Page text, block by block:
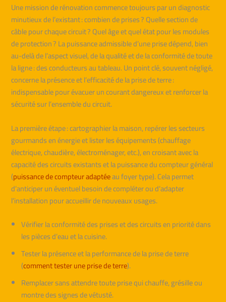
Une mission de rénovation commence toujours par un diagnostic
minutieux de l’existant : combien de prises ? Quelle section de
câble pour chaque circuit ? Quel âge et quel état pour les modules
de protection ? La puissance admissible d’une prise dépend, bien
au-delà de l’aspect visuel, de la qualité et de la conformité de toute
la ligne : des conducteurs au tableau. Un point clé, souvent négligé,
concerne la présence et l’efficacité de la prise de terre :
indispensable pour évacuer un courant dangereux et renforcer la
sécurité sur l’ensemble du circuit.
La première étape : cartographier la maison, repérer les secteurs
gourmands en énergie et lister les équipements (chauffage
électrique, chaudière, électroménager, etc.), en croisant avec la
capacité des circuits existants et la puissance du compteur général
(puissance de compteur adaptéeau foyer type). Cela permet
d’anticiper un éventuel besoin de compléter ou d’adapter
l’installation pour accueillir de nouveaux usages.
Vérifier la conformité des prises et des circuits en priorité dans
les pièces d’eau et la cuisine.
Tester la présence et la performance de la prise de terre
(comment tester une prise de terre).
Remplacer sans attendre toute prise qui chauffe, grésille ou
montre des signes de vétusté.